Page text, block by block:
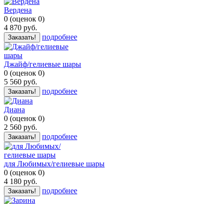
Вердена
0 (оценок 0)
4 870 руб.
Заказать! подробнее
Джайф/гелиевые шары
0 (оценок 0)
5 560 руб.
Заказать! подробнее
Диана
0 (оценок 0)
2 560 руб.
Заказать! подробнее
для Любимых/гелиевые шары
0 (оценок 0)
4 180 руб.
Заказать! подробнее